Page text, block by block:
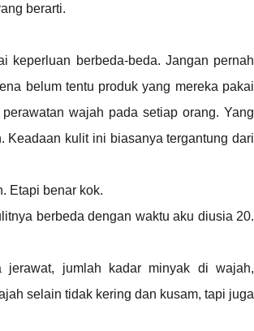
berarti.
keperluan berbeda-beda. Jangan pernah
belum tentu produk yang mereka pakai
wajah pada setiap orang. Yang
kulit ini biasanya tergantung dari
Etapi benar kok.
berbeda dengan waktu aku diusia 20.
jumlah kadar minyak di wajah,
selain tidak kering dan kusam, tapi juga